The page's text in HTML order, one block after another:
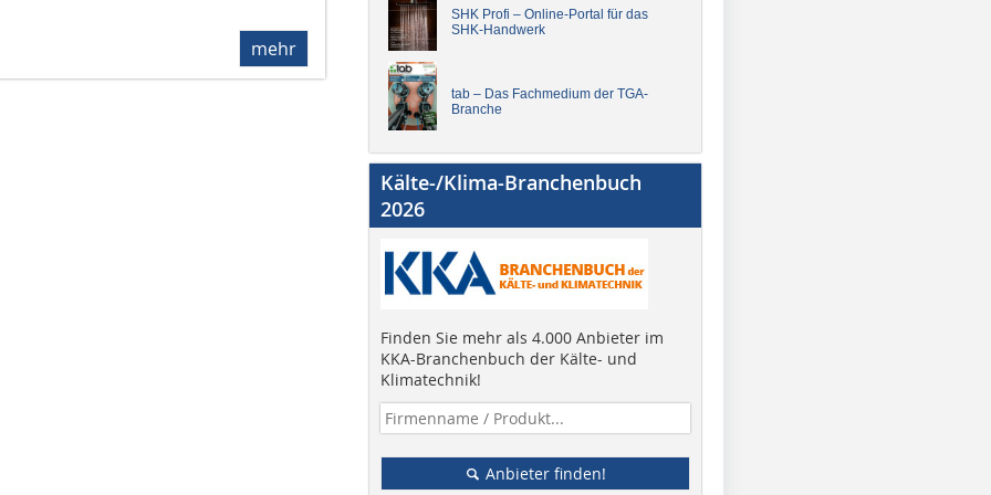
mehr
SHK Profi – Online-Portal für das
SHK-Handwerk
tab – Das Fachmedium der TGA-
Branche
Kälte-/Klima-Branchenbuch
2026
Finden Sie mehr als 4.000 Anbieter im
KKA-Branchenbuch der Kälte- und
Klimatechnik!
Anbieter finden!